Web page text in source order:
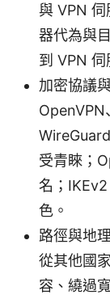
與 VPN
器代為與
到 VPN 伺
加密協議
OpenVPN
受青睞；
名；
色。
路徑與地
從其他國
容、繞過